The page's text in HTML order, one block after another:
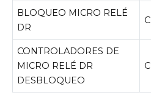
BLOQUEO MICRO RELÉ
DR
CONTROLADORES DE
MICRO RELÉ DR
DESBLOQUEO